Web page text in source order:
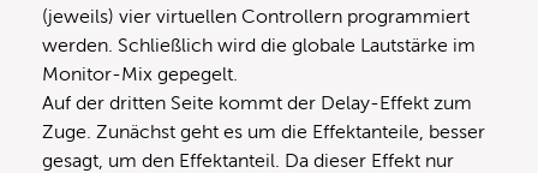
(jeweils) vier virtuellen Controllern programmiert
werden. Schließlich wird die globale Lautstärke im
Monitor-Mix gepegelt.
Auf der dritten Seite kommt der Delay-Effekt zum
Zuge. Zunächst geht es um die Effektanteile, besser
gesagt, um den Effektanteil. Da dieser Effekt nur